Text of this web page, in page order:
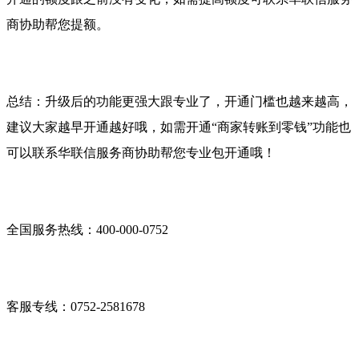
商协助帮您提额。
总结：升级后的功能更强大跟专业了，开通门槛也越来越高，
建议大家越早开通越好哦，如需开通“商家转账到零钱”功能也
可以联系华联信服务商协助帮您专业包开通哦！
全国服务热线：400-000-0752
客服专线：0752-2581678